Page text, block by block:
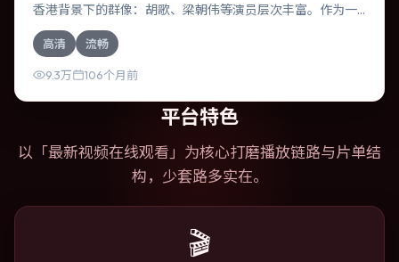
香港背景下的群像：胡歌、梁朝伟等演员层次丰富。作为一
部喜剧作品，故事从日常裂缝切入，逐步推向不可逆转的结
局；视听语言统一，情感落点克制有力。
高清 流畅
9.3万 106个月前
平台特色
以「最新视频在线观看 」为核心打磨播放链路与片单结
构，少套路多实在。
🎬